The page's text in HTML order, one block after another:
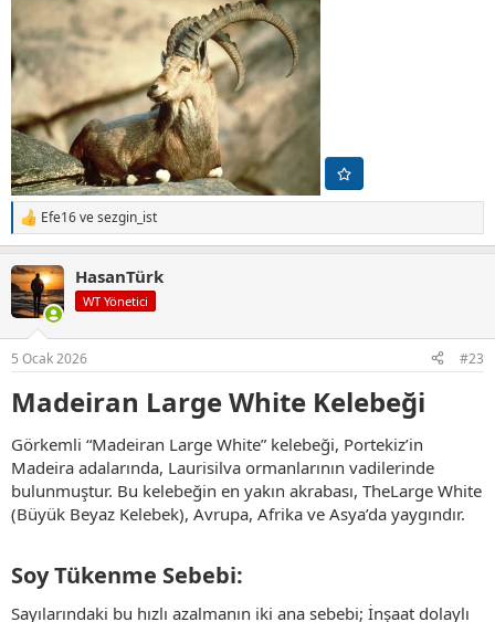
T
e
k
i
l
Efe16vesezgin_ist
HasanTürk
WT Yönetici
5 Ocak 2026 #23
Madeiran Large White Kelebeği
Görkemli “Madeiran Large White” kelebeği, Portekiz’in
Madeira adalarında, Laurisilva ormanlarının vadilerinde
bulunmuştur. Bu kelebeğin en yakın akrabası, TheLarge White
(Büyük Beyaz Kelebek), Avrupa, Afrika ve Asya’da yaygındır.
Soy Tükenme Sebebi:​
Sayılarındaki bu hızlı azalmanın iki ana sebebi; İnşaat dolaylı